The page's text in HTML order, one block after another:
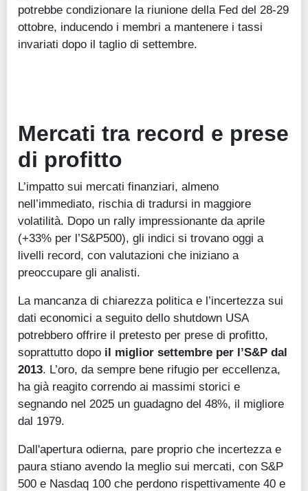
potrebbe condizionare la riunione della Fed del 28-29
ottobre, inducendo i membri a mantenere i tassi
invariati dopo il taglio di settembre.
Mercati tra record e prese
di profitto
L’impatto sui mercati finanziari, almeno
nell’immediato, rischia di tradursi in maggiore
volatilità. Dopo un rally impressionante da aprile
(+33% per l’S&P500), gli indici si trovano oggi a
livelli record, con valutazioni che iniziano a
preoccupare gli analisti.
La mancanza di chiarezza politica e l’incertezza sui
dati economici a seguito dello shutdown USA
potrebbero offrire il pretesto per prese di profitto,
soprattutto dopo il miglior settembre per l’S&P dal
2013. L’oro, da sempre bene rifugio per eccellenza,
ha già reagito correndo ai massimi storici e
segnando nel 2025 un guadagno del 48%, il migliore
dal 1979.
Dall'apertura odierna, pare proprio che incertezza e
paura stiano avendo la meglio sui mercati, con S&P
500 e Nasdaq 100 che perdono rispettivamente 40 e